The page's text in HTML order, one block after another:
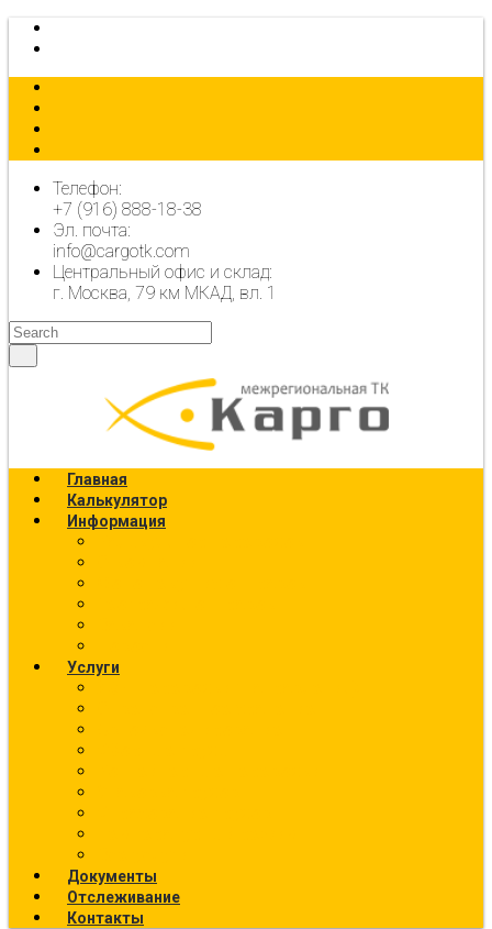
Телефон:
+7 (916) 888-18-38
Эл. почта:
info@cargotk.com
Центральный офис и склад:
г. Москва, 79 км МКАД, вл. 1
Главная
Калькулятор
Информация
Услуги
Документы
Отслеживание
Контакты